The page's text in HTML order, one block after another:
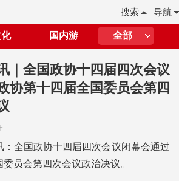
导航
搜索
国内游 全部
｜全国政协十四届四次会议
协第十四届全国委员会第四
：全国政协十四届四次会议闭幕会通过
员会第四次会议政治决议。